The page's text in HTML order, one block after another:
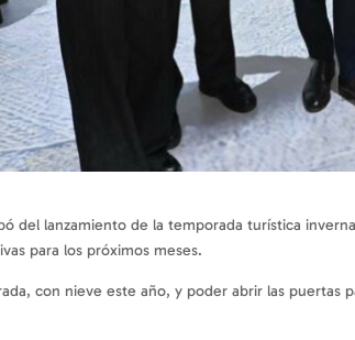
del lanzamiento de la temporada turística
para los próximos meses.
con nieve este año, y poder abrir las puertas